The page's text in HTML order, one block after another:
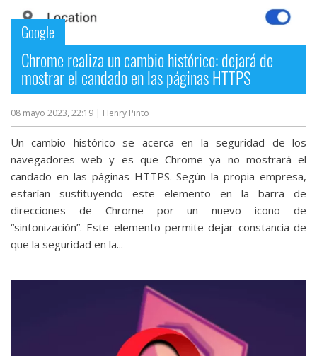
Google
Chrome realiza un cambio histórico: dejará de
mostrar el candado en las páginas HTTPS
08 mayo 2023, 22:19 | Henry Pinto
Un cambio histórico se acerca en la seguridad de los
navegadores web y es que Chrome ya no mostrará el
candado en las páginas HTTPS. Según la propia empresa,
estarían sustituyendo este elemento en la barra de
direcciones de Chrome por un nuevo icono de
“sintonización”. Este elemento permite dejar constancia de
que la seguridad en la...